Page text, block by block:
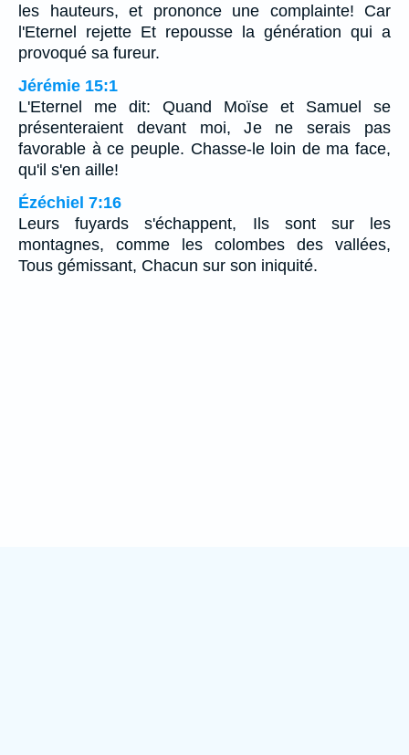
les hauteurs, et prononce une complainte! Car
l'Eternel rejette Et repousse la génération qui a
provoqué sa fureur.
Jérémie 15:1
L'Eternel me dit: Quand Moïse et Samuel se
présenteraient devant moi, Je ne serais pas
favorable à ce peuple. Chasse-le loin de ma face,
qu'il s'en aille!
Ézéchiel 7:16
Leurs fuyards s'échappent, Ils sont sur les
montagnes, comme les colombes des vallées,
Tous gémissant, Chacun sur son iniquité.